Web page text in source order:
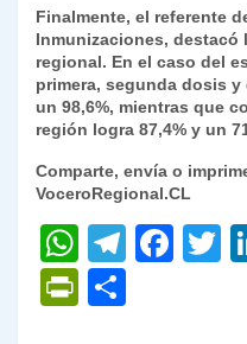
Finalmente, el referente
Inmunizaciones, destacó
regional. En el caso del
primera, segunda dosis
un 98,6%, mientras que
región logra 87,4% y un
Comparte, envía o
VoceroRegional.CL
W
h
at
T
F
T
P